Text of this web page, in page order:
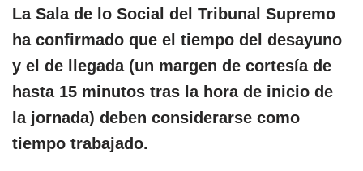
La Sala de lo Social del Tribunal Supremo
ha confirmado que el tiempo del desayuno
y el de llegada (un margen de cortesía de
hasta 15 minutos tras la hora de inicio de
la jornada) deben considerarse como
tiempo trabajado.